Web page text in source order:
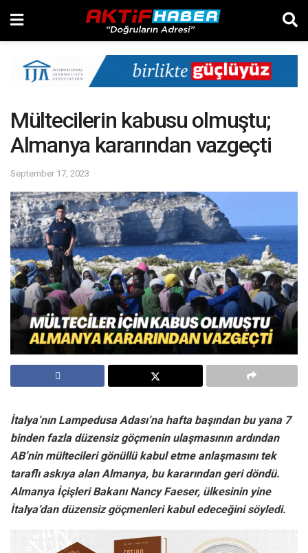
Mültecilerin kabusu olmuştu;
Almanya kararından vazgeçti
September 17, 2023
İtalya’nın Lampedusa Adası’na hafta başından bu yana 7
binden fazla düzensiz göçmenin ulaşmasının ardından
AB’nin mültecileri gönüllü kabul etme anlaşmasını tek
taraflı askıya alan Almanya, bu kararından geri döndü.
Almanya İçişleri Bakanı Nancy Faeser, ülkesinin yine
İtalya’dan düzensiz göçmenleri kabul edeceğini söyledi.